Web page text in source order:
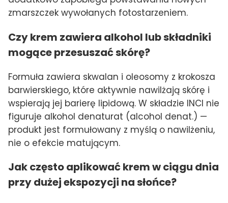
zmarszczek wywołanych fotostarzeniem.
Czy krem zawiera alkohol lub składniki
mogące przesuszać skórę?
Formuła zawiera skwalan i oleosomy z krokosza
barwierskiego, które aktywnie nawilżają skórę i
wspierają jej barierę lipidową. W składzie INCI nie
figuruje alkohol denaturat (alcohol denat.) —
produkt jest formułowany z myślą o nawilżeniu,
nie o efekcie matującym.
Jak często aplikować krem w ciągu dnia
przy dużej ekspozycji na słońce?